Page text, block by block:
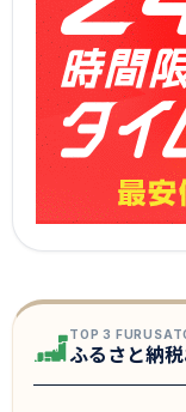
TOP 3
ふるさと納